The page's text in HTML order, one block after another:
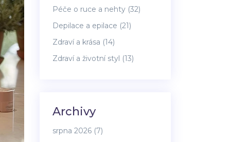
Péče o ruce a nehty (32)
Depilace a epilace (21)
Zdraví a krása (14)
Zdraví a životní styl (13)
Archivy
srpna 2026 (7)